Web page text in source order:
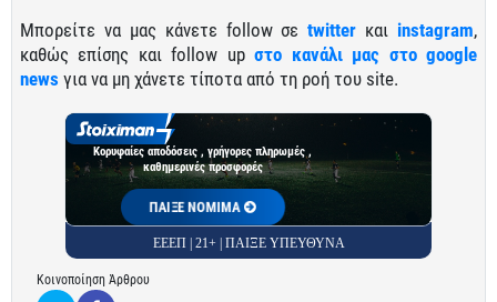
Μπορείτε να μας κάνετε follow σεtwitter και instagram,
καθώς επίσης και follow upστο κανάλι μας στο google
news για να μη χάνετε τίποτα από τη ροή του site.
Κορυφαίες αποδόσεις , γρήγορες πληρωμές ,
καθημερινές προσφορές
ΠΑΙΞΕ ΝΟΜΙΜΑ
ΕΕΕΠ | 21+ | ΠΑΙΞΕ ΥΠΕΥΘΥΝΑ
Κοινοποίηση Άρθρου